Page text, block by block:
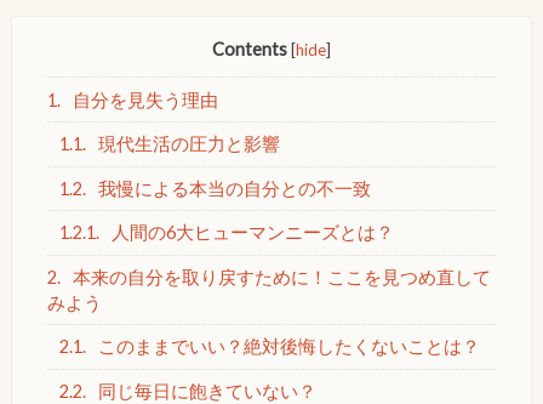
Contents [hide]
1. 自分を見失う理由
1.1. 現代生活の圧力と影響
1.2. 我慢による本当の自分との不一致
1.2.1. 人間の6大ヒューマンニーズとは？
2. 本来の自分を取り戻すために！ここを見つめ直して
みよう
2.1. このままでいい？絶対後悔したくないことは？
2.2. 同じ毎日に飽きていない？